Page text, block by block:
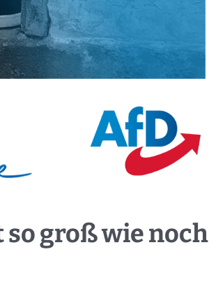
groß wie noch